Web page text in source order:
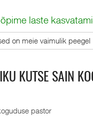
laste
on meie vaimulik peegel
KUTSE SAIN
pastor